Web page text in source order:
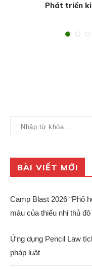
Phát triển
BÀI VIẾT MỚI
Camp Blast 2026 “Phố
màu của thiếu nhi thủ đô
Ứng dụng Pencil Law
pháp luật